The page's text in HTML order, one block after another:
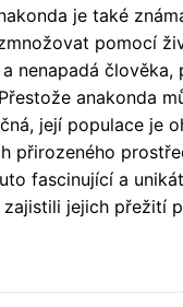
je také
pomocí
nenapadá člověka,
anakonda
její populace je
přirozeného
fascinující a
jejich přežití